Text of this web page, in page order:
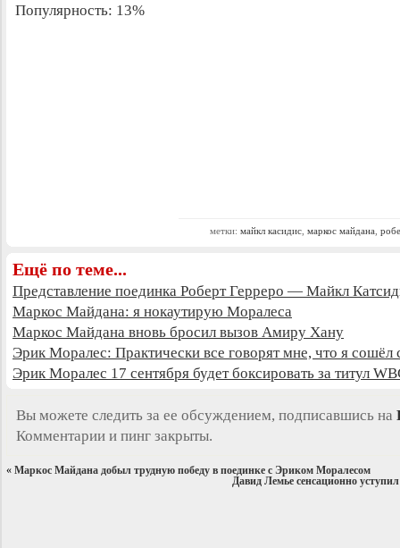
Популярность: 13%
метки: майкл касидис маркос майдана
Ещё по теме...
Представление поединка Роберт Герреро — Майкл
Маркос Майдана: я нокаутирую Моралеса
Маркос Майдана вновь бросил вызов Амиру Хану
Эрик Моралес: Практически все говорят мне, что я сошёл
Эрик Моралес 17 сентября будет боксировать за титул
Вы можете следить за ее обсуждением, подписавшись на
Комментарии и пинг закрыты.
« Маркос Майдана добыл трудную победу в поединке с Эриком Моралесом
Давид Лемье сенсационно